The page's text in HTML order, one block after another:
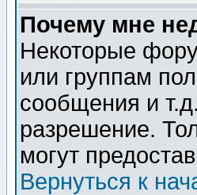
Почему мне
Некоторые
или группам
сообщения и
разрешение.
могут
Вернуться к